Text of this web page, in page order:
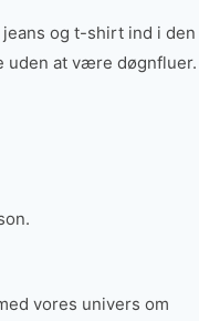
og t-shirt ind i den
uden at være døgnfluer.
vores univers om